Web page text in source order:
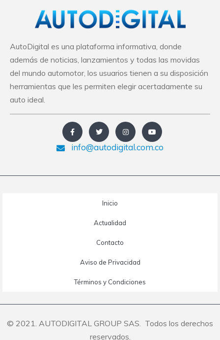
AutoDigital es una plataforma informativa, donde
además de noticias, lanzamientos y todas las movidas
del mundo automotor, los usuarios tienen a su disposición
herramientas que les permiten elegir acertadamente su
auto ideal.
info@autodigital.com.co
Inicio
Actualidad
Contacto
Aviso de Privacidad
Términos y Condiciones
© 2021. AUTODIGITAL GROUP SAS. Todos los derechos
reservados.